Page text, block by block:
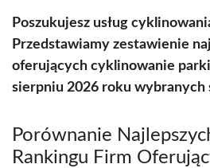
Poszukujesz usług
Przedstawiamy zestawienie
oferujących cyklinowanie
sierpniu 2026 roku wybranych
Porównanie
Rankingu Firm